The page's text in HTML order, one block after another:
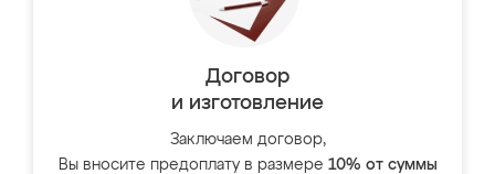
Договор
и изготовление
Заключаем договор,
Вы вносите предоплату в размере 10% от суммы